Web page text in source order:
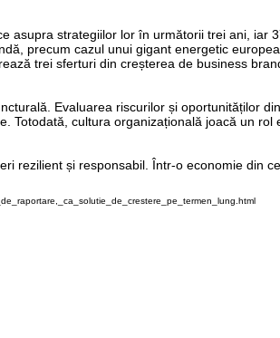
asupra strategiilor lor în următorii trei ani, iar
precum cazul unui gigant energetic
trei sferturi din creșterea de business
Evaluarea riscurilor și oportunităților
Totodată, cultura organizațională joacă un rol
rezilient și responsabil. Într-o economie din